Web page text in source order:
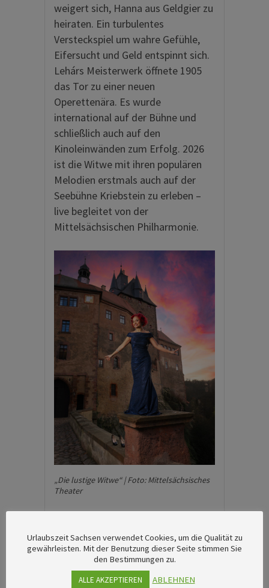
weigert sich, Hanna aus Geldgier zu
heiraten. Ein turbulentes
Versteckspiel um wahre Gefühle,
Eifersucht und Geld entspinnt sich.
Lehárs Meisterwerk öffnete 1905
das Tor zu einer neuen
Operettenära. Es wurde
international auf der Bühne und
schließlich auch auf den
Kinoleinwänden zum Erfolg. 2026
ist die Witwe mit ihren populären
Melodien erstmals auch auf der
Seebühne Kriebstein zu erleben –
live begleitet von der
Mittelsächsischen Philharmonie.
„Die lustige Witwe“ | Foto: Mittelsächsisches
Theater
Plauen
Das Theater Plauen-Zwickau bringt
zwei Produktionen auf die
Urlaubszeit Sachsen verwendet Cookies, um die Qualität zu
gewährleisten. Mit der Benutzung dieser Seite stimmen Sie
den Bestimmungen zu.
ALLE AKZEPTIEREN ABLEHNEN